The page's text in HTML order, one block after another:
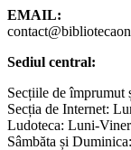
EMAIL:
Sediul central:
Secțiile de
Secția de Internet:
Ludoteca: Luni-
Sâmbăta și